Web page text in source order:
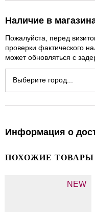
Наличие в
Пожалуйста, перед
проверки фактического
может обновляться с
Выберите город...
Информация о
ПОХОЖИЕ ТОВАРЫ
NEW